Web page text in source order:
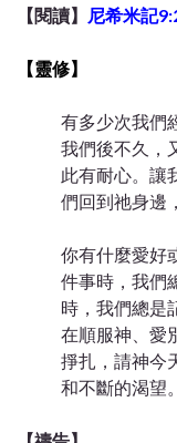
【閱讀】 尼希米記
【靈修】
有多少次我們
我們後不久，
此有耐心。讓
們回到祂身邊
你有什麼愛好
件事時，我們
時，我們總是
在順服神、愛
掙扎，請神今
和不斷的渴望。